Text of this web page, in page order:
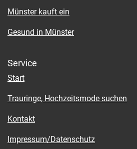
Münster kauft ein
Gesund in Münster
Service
Start
Trauringe, Hochzeitsmode suchen
Kontakt
Impressum/Datenschutz